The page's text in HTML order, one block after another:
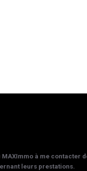
MAXImmo à me contacter
leurs prestations.